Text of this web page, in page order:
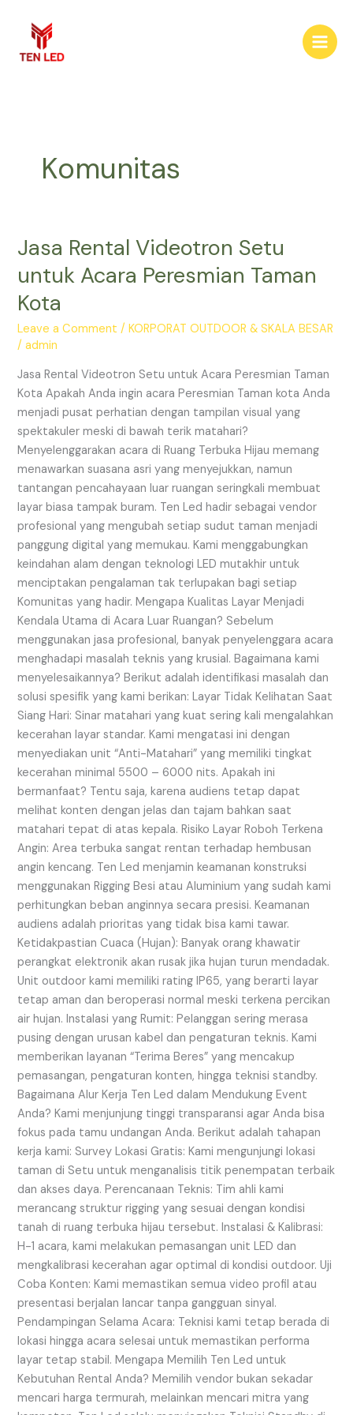
content
Komunitas
Jasa Rental Videotron Setu
untuk Acara Peresmian Taman
Kota
Leave a Comment /KORPORAT OUTDOOR & SKALA BESAR
/admin
Jasa Rental Videotron Setu untuk Acara Peresmian Taman
Kota Apakah Anda ingin acara Peresmian Taman kota Anda
menjadi pusat perhatian dengan tampilan visual yang
spektakuler meski di bawah terik matahari?
Menyelenggarakan acara di Ruang Terbuka Hijau memang
menawarkan suasana asri yang menyejukkan, namun
tantangan pencahayaan luar ruangan seringkali membuat
layar biasa tampak buram. Ten Led hadir sebagai vendor
profesional yang mengubah setiap sudut taman menjadi
panggung digital yang memukau. Kami menggabungkan
keindahan alam dengan teknologi LED mutakhir untuk
menciptakan pengalaman tak terlupakan bagi setiap
Komunitas yang hadir. Mengapa Kualitas Layar Menjadi
Kendala Utama di Acara Luar Ruangan? Sebelum
menggunakan jasa profesional, banyak penyelenggara acara
menghadapi masalah teknis yang krusial. Bagaimana kami
menyelesaikannya? Berikut adalah identifikasi masalah dan
solusi spesifik yang kami berikan: Layar Tidak Kelihatan Saat
Siang Hari: Sinar matahari yang kuat sering kali mengalahkan
kecerahan layar standar. Kami mengatasi ini dengan
menyediakan unit “Anti-Matahari” yang memiliki tingkat
kecerahan minimal 5500 – 6000 nits. Apakah ini
bermanfaat? Tentu saja, karena audiens tetap dapat
melihat konten dengan jelas dan tajam bahkan saat
matahari tepat di atas kepala. Risiko Layar Roboh Terkena
Angin: Area terbuka sangat rentan terhadap hembusan
angin kencang. Ten Led menjamin keamanan konstruksi
menggunakan Rigging Besi atau Aluminium yang sudah kami
perhitungkan beban anginnya secara presisi. Keamanan
audiens adalah prioritas yang tidak bisa kami tawar.
Ketidakpastian Cuaca (Hujan): Banyak orang khawatir
perangkat elektronik akan rusak jika hujan turun mendadak.
Unit outdoor kami memiliki rating IP65, yang berarti layar
tetap aman dan beroperasi normal meski terkena percikan
air hujan. Instalasi yang Rumit: Pelanggan sering merasa
pusing dengan urusan kabel dan pengaturan teknis. Kami
memberikan layanan “Terima Beres” yang mencakup
pemasangan, pengaturan konten, hingga teknisi standby.
Bagaimana Alur Kerja Ten Led dalam Mendukung Event
Anda? Kami menjunjung tinggi transparansi agar Anda bisa
fokus pada tamu undangan Anda. Berikut adalah tahapan
kerja kami: Survey Lokasi Gratis: Kami mengunjungi lokasi
taman di Setu untuk menganalisis titik penempatan terbaik
dan akses daya. Perencanaan Teknis: Tim ahli kami
merancang struktur rigging yang sesuai dengan kondisi
tanah di ruang terbuka hijau tersebut. Instalasi & Kalibrasi:
H-1 acara, kami melakukan pemasangan unit LED dan
mengkalibrasi kecerahan agar optimal di kondisi outdoor. Uji
Coba Konten: Kami memastikan semua video profil atau
presentasi berjalan lancar tanpa gangguan sinyal.
Pendampingan Selama Acara: Teknisi kami tetap berada di
lokasi hingga acara selesai untuk memastikan performa
layar tetap stabil. Mengapa Memilih Ten Led untuk
Kebutuhan Rental Anda? Memilih vendor bukan sekadar
mencari harga termurah, melainkan mencari mitra yang
Jasa
Videotron
Setu
Acara
Taman
Kota